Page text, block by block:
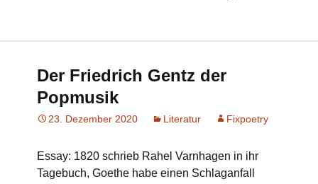
Der Friedrich Gentz der
Popmusik
23. Dezember 2020 Literatur Fixpoetry
Essay: 1820 schrieb Rahel Varnhagen in ihr
Tagebuch, Goethe habe einen Schlaganfall